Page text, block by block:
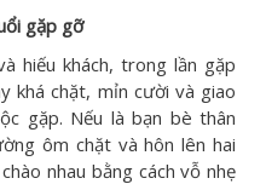
gặp gỡ
hiếu khách, trong lần gặp
khá chặt, mỉn cười và giao
gặp. Nếu là bạn bè thân
ôm chặt và hôn lên hai
nhau bằng cách vỗ nhẹ